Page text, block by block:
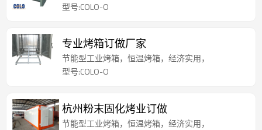
型号:COLO-O
专业烤箱订做厂家
节能型工业烤箱，恒温烤箱，经济实用，
型号:COLO-O
杭州粉末固化烤业订做
节能型工业烤箱，恒温烤箱，经济实用，